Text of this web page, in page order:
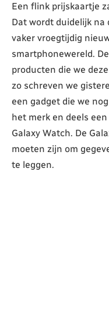
Een flink prijskaartje
Dat wordt duidelijk na
vaker vroegtijdig
smartphonewereld.
producten die we
zo schreven we
een gadget die we
het merk en deels
Galaxy Watch. De
moeten zijn om
te leggen.